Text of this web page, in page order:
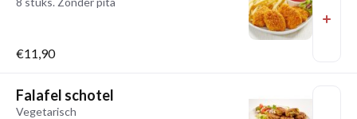
€11,90
Falafel schotel
Vegetarisch